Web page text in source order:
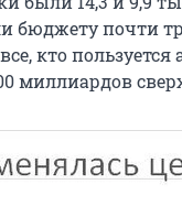
бюджету почти
кто
миллиардов